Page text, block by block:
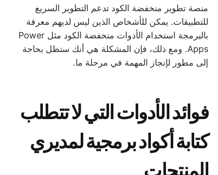
منصة تطوير منخفضة الكود تدعم التطوير السريع
للتطبيقات. يمكن للأشخاص الذين ليس لديهم معرفة
بالبرمجة استخدام الأدوات منخفضة الكود مثل Power
Apps. ومع ذلك، فإن المشكلة هي أنك ستظل بحاجة
إلى مطور لإنجاز المهمة في مرحلة ما.
فوائد الأدوات التي لا تتطلب
كتابة أكواد برمجية لمديري
المنتجات